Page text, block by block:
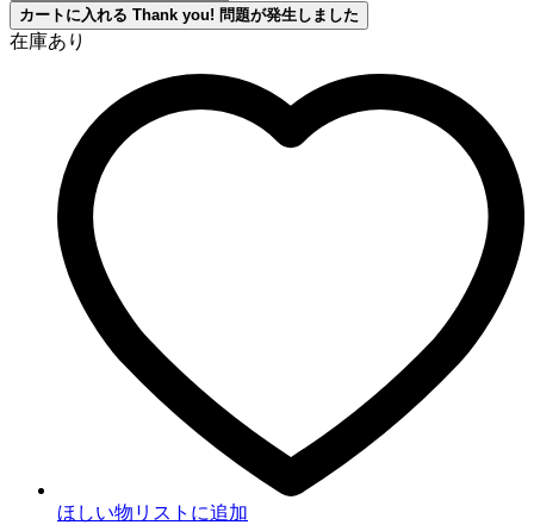
カートに入れる Thank you! 問題が発生しました
在庫あり
ほしい物リストに追加